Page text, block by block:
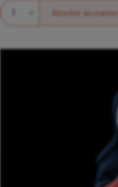
Quantité
Ajouter au panier